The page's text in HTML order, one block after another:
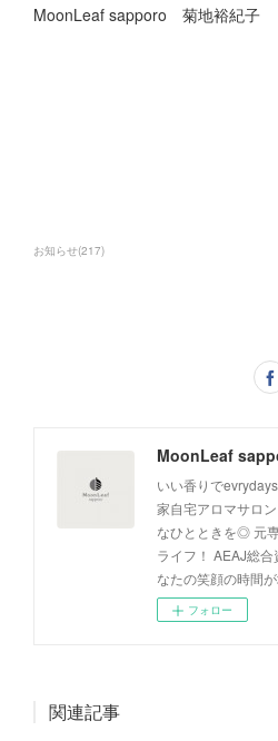
MoonLeaf sapporo 菊地裕紀子
お知らせ(217)
いい香りで
家自宅アロマサロ
なひとときを◎ 元
ライフ！ AEAJ総
なたの笑顔の時間
フォロー
関連記事